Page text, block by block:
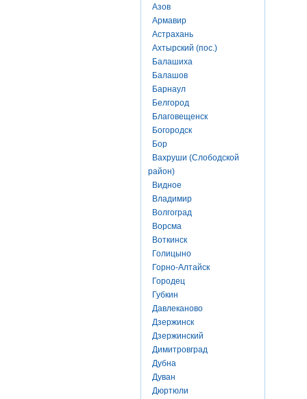
Азов
Армавир
Астрахань
Ахтырский (пос.)
Балашиха
Балашов
Барнаул
Белгород
Благовещенск
Богородск
Бор
Вахруши (Слободской
район)
Видное
Владимир
Волгоград
Ворсма
Воткинск
Голицыно
Горно-Алтайск
Городец
Губкин
Давлеканово
Дзержинск
Дзержинский
Димитровград
Дубна
Дуван
Дюртюли